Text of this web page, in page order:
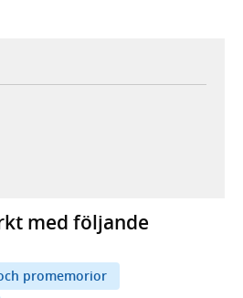
i ny flik, extern webbplats,
extern webbplats,
i ny flik, extern webbplats,
e-postklient,
med följande
promemorior